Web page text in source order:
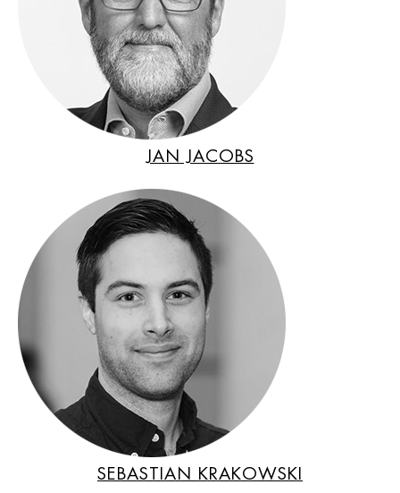
JAN JACOBS
SEBASTIAN KRAKOWSKI